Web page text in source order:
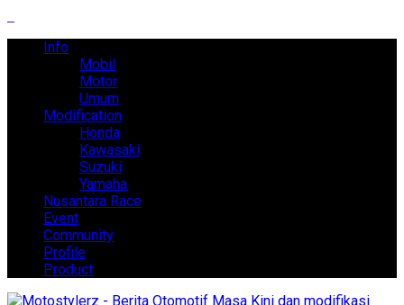
Info
Mobil
Motor
Umum
Modification
Honda
Kawasaki
Suzuki
Yamaha
Nusantara Race
Event
Community
Profile
Product